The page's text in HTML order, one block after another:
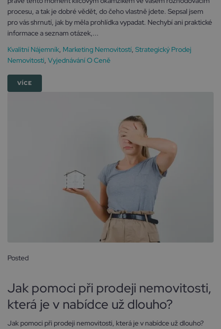
procesu, a tak je dobré vědět, do čeho vlastně jdete. Sepsal jsem
pro vás shrnutí, jak by měla prohlídka vypadat. Nechybí ani praktické
informace a seznam otázek,...
Kvalitní Nájemník, Marketing Nemovitostí, Strategický Prodej
Nemovitosti, Vyjednávání O Ceně
VÍCE
Posted
Jak pomoci při prodeji nemovitosti,
která je v nabídce už dlouho?
Jak pomoci při prodeji nemovitosti, která je v nabídce už dlouho?